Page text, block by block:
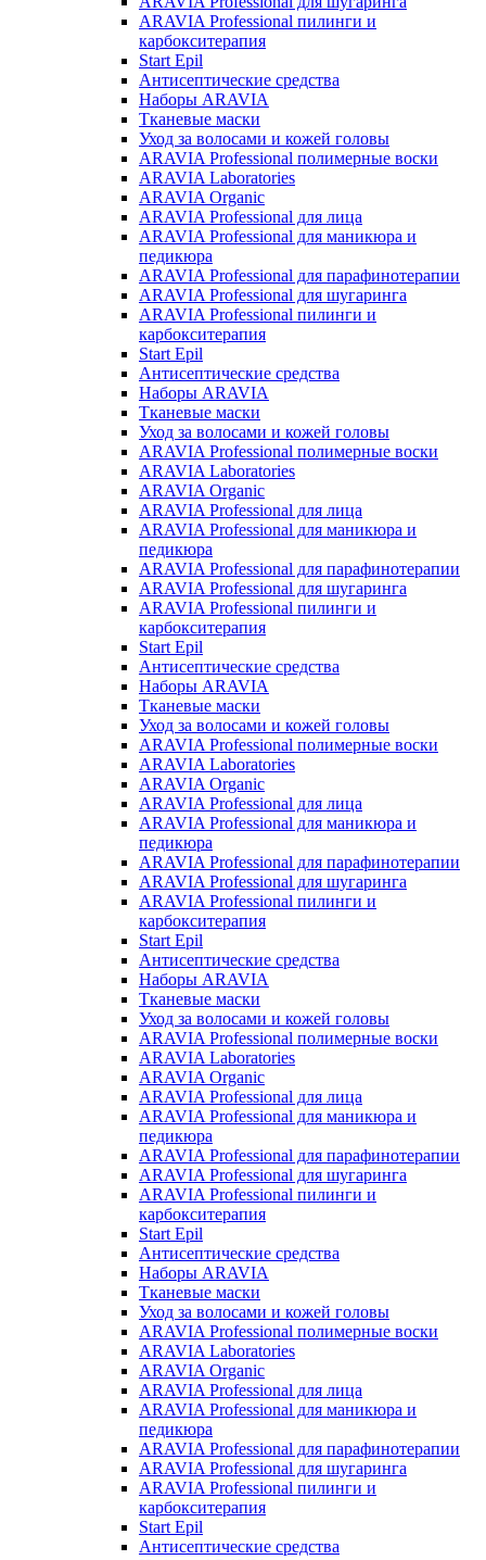
ARAVIA Professional пилинги и
карбокситерапия
Start Epil
Антисептические средства
Наборы ARAVIA
Тканевые маски
Уход за волосами и кожей головы
ARAVIA Professional полимерные воски
ARAVIA Laboratories
ARAVIA Organic
ARAVIA Professional для лица
ARAVIA Professional для маникюра и
педикюра
ARAVIA Professional для парафинотерапии
ARAVIA Professional для шугаринга
ARAVIA Professional пилинги и
карбокситерапия
Start Epil
Антисептические средства
Наборы ARAVIA
Тканевые маски
Уход за волосами и кожей головы
ARAVIA Professional полимерные воски
ARAVIA Laboratories
ARAVIA Organic
ARAVIA Professional для лица
ARAVIA Professional для маникюра и
педикюра
ARAVIA Professional для парафинотерапии
ARAVIA Professional для шугаринга
ARAVIA Professional пилинги и
карбокситерапия
Start Epil
Антисептические средства
Наборы ARAVIA
Тканевые маски
Уход за волосами и кожей головы
ARAVIA Professional полимерные воски
ARAVIA Laboratories
ARAVIA Organic
ARAVIA Professional для лица
ARAVIA Professional для маникюра и
педикюра
ARAVIA Professional для парафинотерапии
ARAVIA Professional для шугаринга
ARAVIA Professional пилинги и
карбокситерапия
Start Epil
Антисептические средства
Наборы ARAVIA
Тканевые маски
Уход за волосами и кожей головы
ARAVIA Professional полимерные воски
ARAVIA Laboratories
ARAVIA Organic
ARAVIA Professional для лица
ARAVIA Professional для маникюра и
педикюра
ARAVIA Professional для парафинотерапии
ARAVIA Professional для шугаринга
ARAVIA Professional пилинги и
карбокситерапия
Start Epil
Антисептические средства
Наборы ARAVIA
Тканевые маски
Уход за волосами и кожей головы
ARAVIA Professional полимерные воски
ARAVIA Laboratories
ARAVIA Organic
ARAVIA Professional для лица
ARAVIA Professional для маникюра и
педикюра
ARAVIA Professional для парафинотерапии
ARAVIA Professional для шугаринга
ARAVIA Professional пилинги и
карбокситерапия
Start Epil
Антисептические средства